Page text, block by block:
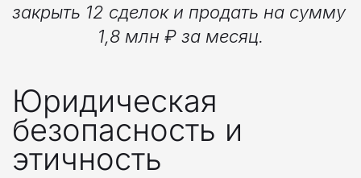
закрыть 12 сделок и продать на сумму
1,8 млн ₽ за месяц.
Юридическая
безопасность и
этичность